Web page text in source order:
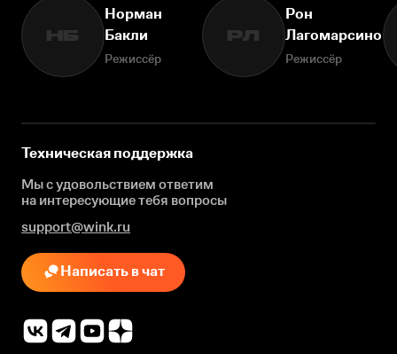
НБ
Норман
Бакли
Режиссёр
РЛ
Рон
Лагомарсино
Режиссёр
Техническая поддержка
Мы с удовольствием ответим
на интересующиетебя вопросы
support@wink.ru
Написать в чат